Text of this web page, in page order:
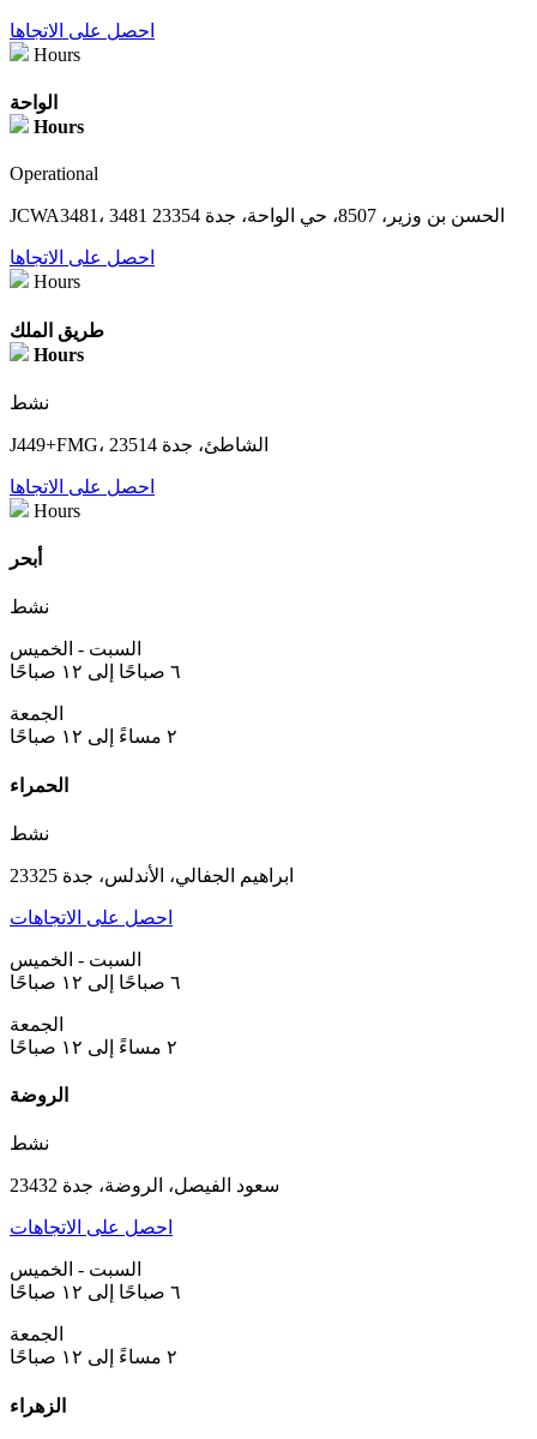
احصل على الاتجاها
Hours
الواحة
Hours
Operational
JCWA3481، 3481 الحسن بن وزير، 8507، حي الواحة، جدة 23354
احصل على الاتجاها
Hours
طريق الملك
Hours
نشط
J449+FMG، الشاطئ، جدة 23514
احصل على الاتجاها
Hours
أبحر
نشط
السبت - الخميس
٦ صباحًا إلى ١٢ صباحًا
الجمعة
٢ مساءً إلى ١٢ صباحًا
الحمراء
نشط
ابراهيم الجفالي، الأندلس، جدة 23325
احصل على الاتجاهات
السبت - الخميس
٦ صباحًا إلى ١٢ صباحًا
الجمعة
٢ مساءً إلى ١٢ صباحًا
الروضة
نشط
سعود الفيصل، الروضة، جدة 23432
احصل على الاتجاهات
السبت - الخميس
٦ صباحًا إلى ١٢ صباحًا
الجمعة
٢ مساءً إلى ١٢ صباحًا
الزهراء